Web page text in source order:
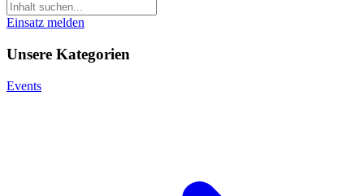
Einsatz melden
Unsere Kategorien
Events